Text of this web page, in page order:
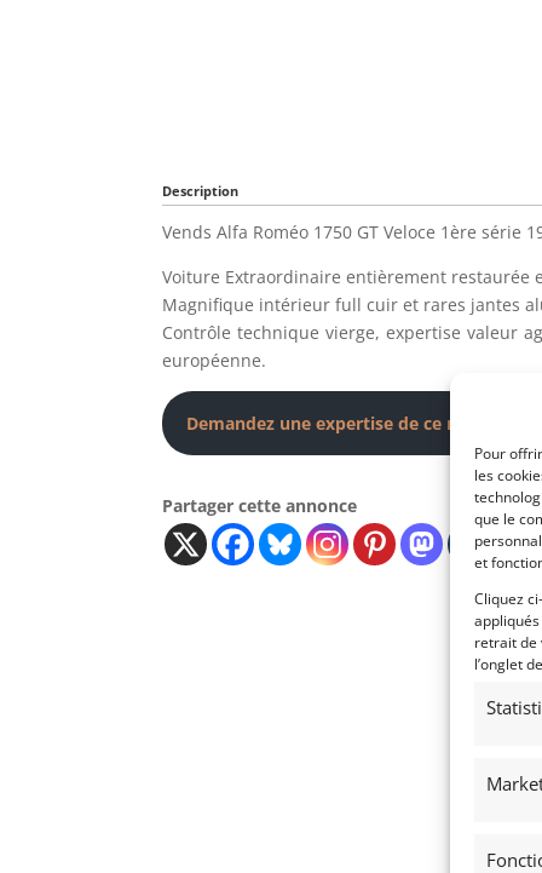
Pour
les
que le
et
Cliquez
retrait de
l’onglet
Description
Vends Alfa Roméo 1750 GT Veloce 1ère série
Voiture Extraordinaire entièrement restaurée
Magnifique intérieur full cuir et rares jantes
Contrôle technique vierge, expertise valeur
européenne.
Demandez une expertise de ce modèle
Partager cette annonce